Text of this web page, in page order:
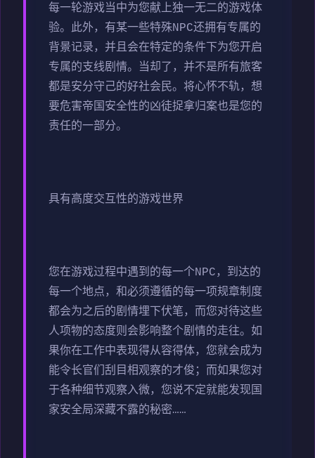
每一轮游戏当中为您献上独一无二的游戏体
验。此外，有某一些特殊NPC还拥有专属的
背景记录，并且会在特定的条件下为您开启
专属的支线剧情。当却了，并不是所有旅客
都是安分守己的好社会民。将心怀不轨，想
要危害帝国安全性的凶徒捉拿归案也是您的
责任的一部分。
具有高度交互性的游戏世界
您在游戏过程中遇到的每一个NPC，到达的
每一个地点，和必须遵循的每一项规章制度
都会为之后的剧情埋下伏笔，而您对待这些
人项物的态度则会影响整个剧情的走往。如
果你在工作中表现得从容得体，您就会成为
能令长官们刮目相观察的才俊；而如果您对
于各种细节观察入微，您说不定就能发现国
家安全局深藏不露的秘密……